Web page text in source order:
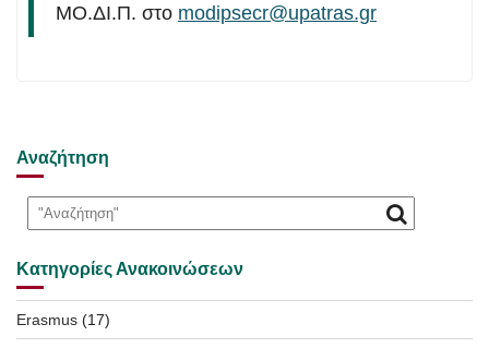
ΜΟ.ΔΙ.Π. στο modipsecr@upatras.gr
Αναζήτηση
Κατηγορίες Ανακοινώσεων
Erasmus (17)